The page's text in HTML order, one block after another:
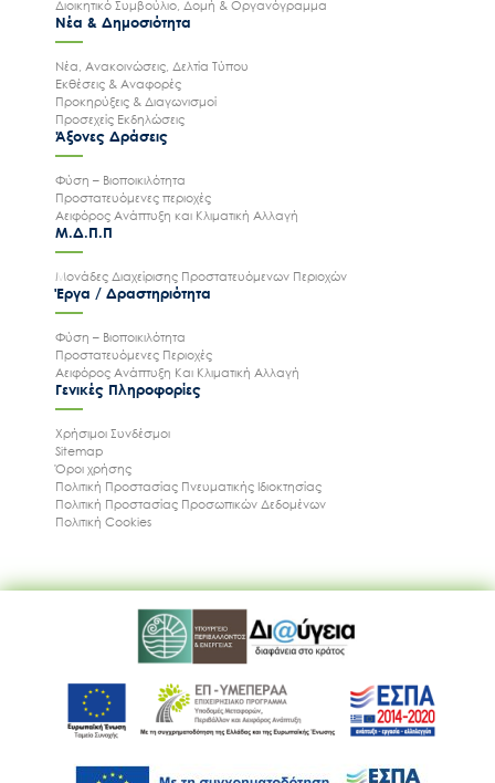
Διοικητικό Συμβούλιο, Δομή & Οργανόγραμμα
Νέα & Δημοσιότητα
Νέα, Ανακοινώσεις, Δελτία Τύπου
Εκθέσεις & Αναφορές
Προκηρύξεις & Διαγωνισμοί
Προσεχείς Εκδηλώσεις
Άξονες Δράσεις
Φύση – Βιοποικιλότητα
Προστατευόμενες περιοχές
Αειφόρος Ανάπτυξη και Κλιματική Αλλαγή
Μ.Δ.Π.Π
Μονάδες Διαχείρισης Προστατευόμενων Περιοχών
Έργα / Δραστηριότητα
Φύση – Βιοποικιλότητα
Προστατευόμενες Περιοχές
Αειφόρος Ανάπτυξη Και Κλιματική Αλλαγή
Γενικές Πληροφορίες
Χρήσιμοι Συνδέσμοι
Sitemap
Όροι χρήσης
Πολιτική Προστασίας Πνευματικής Ιδιοκτησίας
Πολιτική Προστασίας Προσωπικών Δεδομένων
Πολιτική Cookies